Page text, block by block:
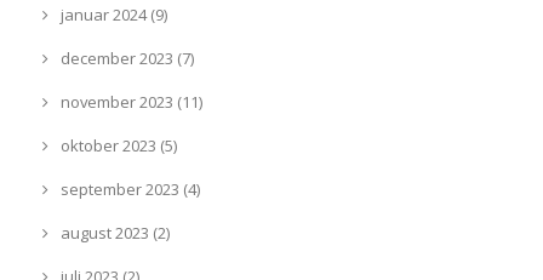
januar 2024 (9)
december 2023 (7)
november 2023 (11)
oktober 2023 (5)
september 2023 (4)
august 2023 (2)